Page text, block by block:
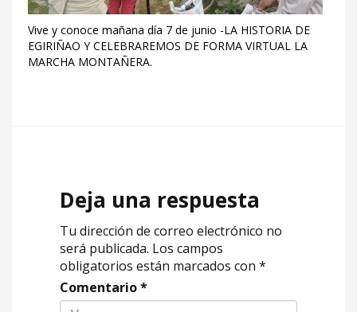
Vive y conoce mañana día 7 de junio -LA HISTORIA DE
EGIRIÑAO Y CELEBRAREMOS DE FORMA VIRTUAL LA
MARCHA MONTAÑERA.
Deja una respuesta
Tu dirección de correo electrónico no
será publicada. Los campos
obligatorios están marcados con *
Comentario*